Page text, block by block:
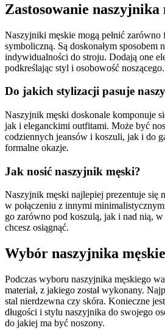
Zastosowanie naszyjnika
Naszyjniki męskie mogą pełnić
symboliczną. Są doskonałym sposobem
indywidualności do stroju. Dodają one
podkreślając styl i osobowość noszącego.
Do jakich stylizacji pasuje
Naszyjnik męski doskonale komponuje
jak i eleganckimi outfitami. Może być
codziennych jeansów i koszuli, jak i do
formalne okazje.
Jak nosić naszyjnik męski?
Naszyjnik męski najlepiej prezentuje się
w połączeniu z innymi
go zarówno pod koszulą, jak i nad nią,
chcesz osiągnąć.
Wybór naszyjnika
Podczas wyboru naszyjnika męskiego
materiał, z jakiego został wykonany.
stal nierdzewna czy skóra. Konieczne
długości i stylu naszyjnika do swojego
do jakiej ma być noszony.